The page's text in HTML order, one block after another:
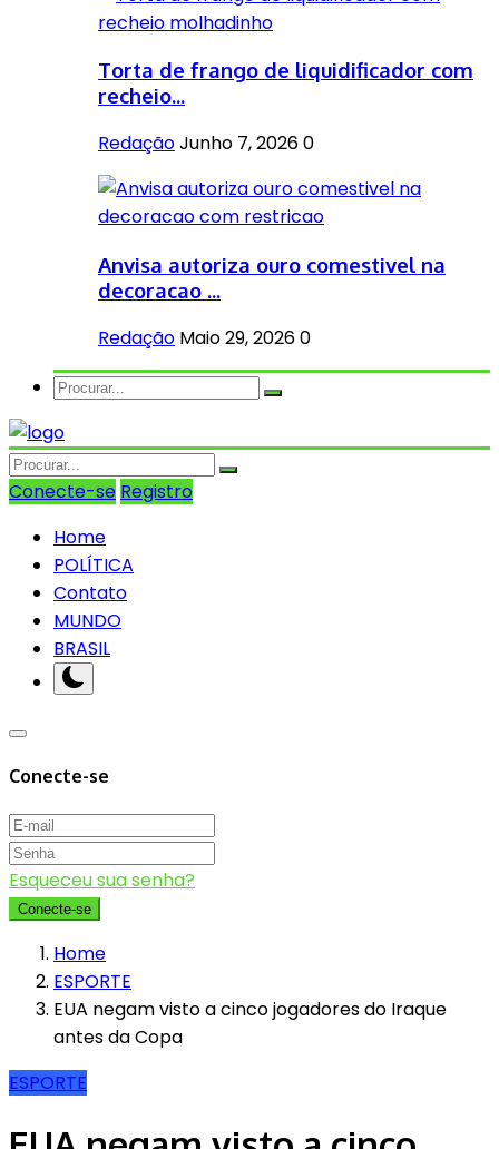
Torta de frango de liquidificador com
recheio...
RedaçãoJunho 7, 20260
Anvisa autoriza ouro comestivel na
decoracao ...
Redação Maio 29, 20260
Conecte-se Registro
Home
POLÍTICA
Contato
MUNDO
BRASIL
Conecte-se
Esqueceu sua senha?
Conecte-se
Home
ESPORTE
EUA negam visto a cinco jogadores do Iraque
antes da Copa
ESPORTE